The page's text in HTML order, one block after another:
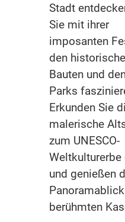
Stadt
Sie mit ihrer
imposanten
den
Bauten und
Parks
Erkunden Sie
malerische
zum UNESCO-
Weltkulturerbe
und genießen
berühmten